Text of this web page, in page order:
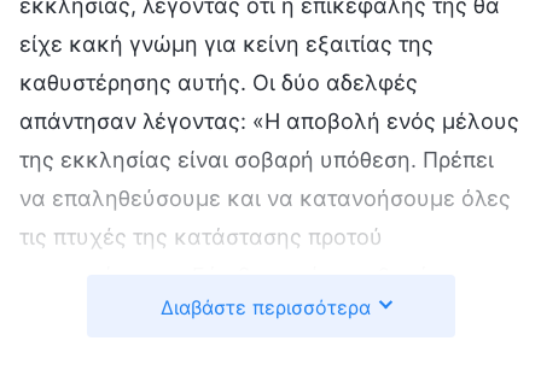
είχε κακή γνώμη για κείνη εξαιτίας της
καθυστέρησης αυτής. Οι δύο αδελφές
απάντησαν λέγοντας: «Η αποβολή ενός μέλους
της εκκλησίας είναι σοβαρή υπόθεση. Πρέπει
να επαληθεύσουμε και να κατανοήσουμε όλες
τις πτυχές της κατάστασης προτού
καταδικάσουμε άδικα κάποιους». Όμως, η Λι
Διαβάστε περισσότερα